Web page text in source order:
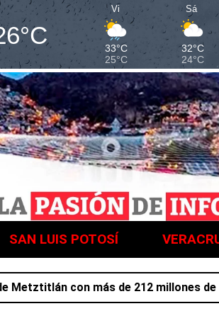
Vi
33°C
25°C
Sá
32°C
24°C
SAN LUIS POTOSÍ
con más de 212 millones de